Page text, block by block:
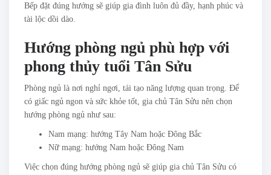
Bếp đặt đúng hướng sẽ giúp gia đình luôn đủ đầy, hạnh phúc và
tài lộc dồi dào.
Hướng phòng ngủ phù hợp với
phong thủy tuổi Tân Sửu
Phòng ngủ là nơi nghỉ ngơi, tái tạo năng lượng quan trọng. Để
có giấc ngủ ngon và sức khỏe tốt, gia chủ Tân Sửu nên chọn
hướng phòng ngủ như sau:
Nam mạng: hướng Tây Nam hoặc Đông Bắc
Nữ mạng: hướng Nam hoặc Đông Nam
Việc chọn đúng hướng phòng ngủ sẽ giúp gia chủ Tân Sửu có